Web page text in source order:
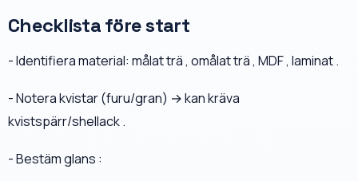
Checklista före start
- Identifiera material: målat trä , omålat trä , MDF , laminat .
- Notera kvistar (furu/gran) → kan kräva
kvistspärr/shellack .
- Bestäm glans :